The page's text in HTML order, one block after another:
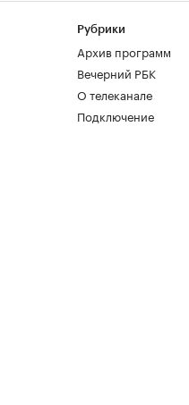
Рубрики
Архив программ
Вечерний РБК
О телеканале
Подключение